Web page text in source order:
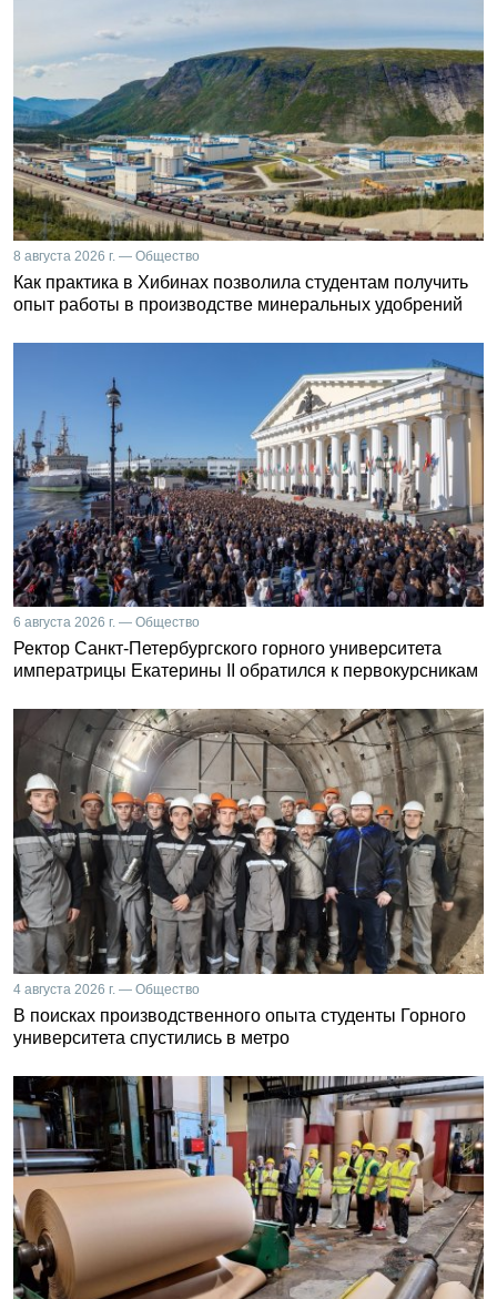
8 августа 2026 г. — Общество
Как практика в Хибинах позволила студентам получить
опыт работы в производстве минеральных удобрений
6 августа 2026 г. — Общество
Ректор Санкт-Петербургского горного университета
императрицы Екатерины II обратился к первокурсникам
4 августа 2026 г. — Общество
В поисках производственного опыта студенты Горного
университета спустились в метро